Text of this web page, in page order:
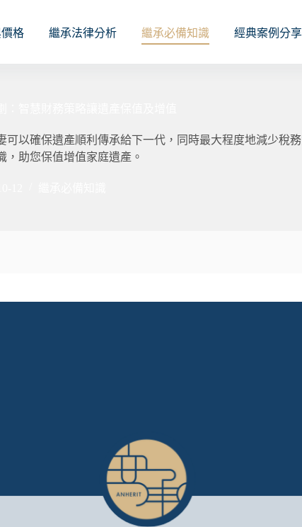
格 繼承法律分析 繼承必備知識 經典案例分享
以確保遺產順利傳承給下一代，同時最大程度地減少稅
，助您保值增值家庭遺產。